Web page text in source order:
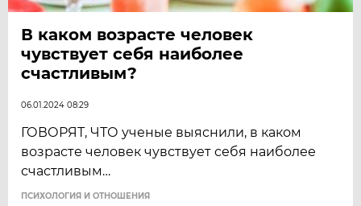
В каком возрасте человек
чувствует себя наиболее
счастливым?
06.01.2024 08:29
ГОВОРЯТ, ЧТО ученые выяснили, в каком
возрасте человек чувствует себя наиболее
счастливым…
ПСИХОЛОГИЯ И ОТНОШЕНИЯ